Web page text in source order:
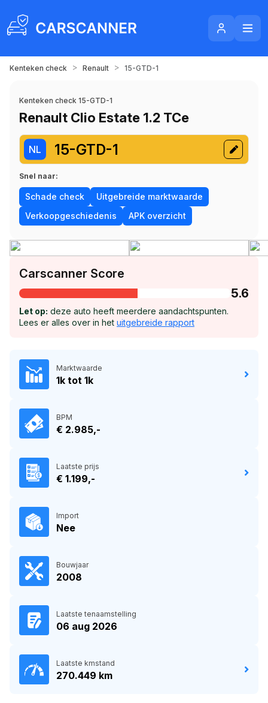
Kenteken check > Renault > 15-GTD-1
Kenteken check 15-GTD-1
Renault Clio Estate 1.2 TCe
NL 15-GTD-1
Snel naar:
Schade check
Uitgebreide marktwaarde
Verkoopgeschiedenis
APK overzicht
Carscanner Score
5.6
Let op: deze auto heeft meerdere aandachtspunten.
Lees er alles over in het uitgebreide rapport
Marktwaarde
1k tot 1k
BPM
€ 2.985,-
Laatste prijs
€ 1.199,-
Import
Nee
Bouwjaar
2008
Laatste tenaamstelling
06 aug 2026
Laatste kmstand
270.449 km